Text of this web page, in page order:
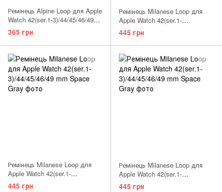
Ремінець Alpine Loop для Apple
Watch 42(ser.1-3)/44/45/46/49
mm Starlight
365 грн
Ремінець Milanese Loop для
Apple Watch 42(ser.1-
3)/44/45/46/49 mm Light Pink
445 грн
Ремінець Milanese Loop для
Apple Watch 42(ser.1-
3)/44/45/46/49 mm Black
445 грн
Ремінець Milanese Loop для
Apple Watch 42(ser.1-
3)/44/45/46/49 mm Gold
445 грн